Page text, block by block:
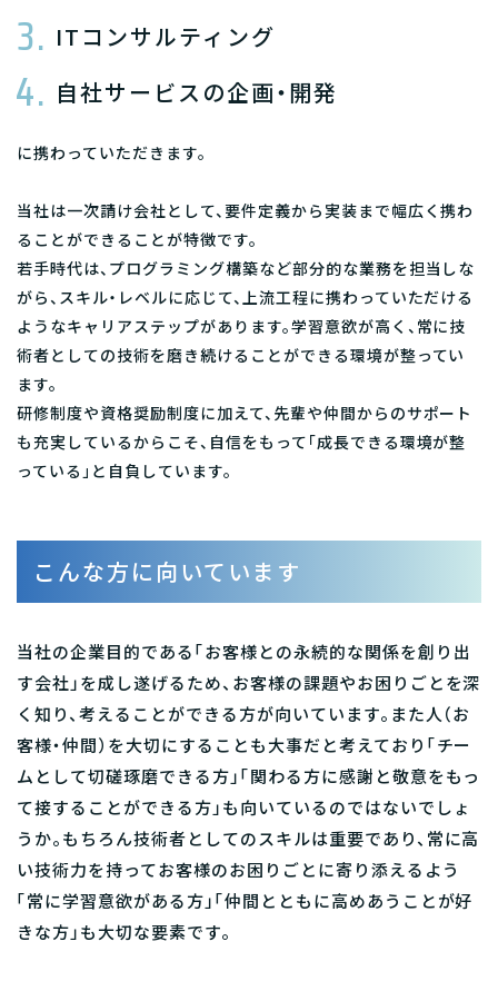
ITコンサルティング
自社サービスの企画・開発
に携わっていただきます。
当社は一次請け会社として、要件定義から実装まで幅広く携わ
ることができることが特徴です。
若手時代は、プログラミング構築など部分的な業務を担当しな
がら、スキル・レベルに応じて、上流工程に携わっていただける
ようなキャリアステップがあります。学習意欲が高く、常に技
術者としての技術を磨き続けることができる環境が整ってい
ます。
研修制度や資格奨励制度に加えて、先輩や仲間からのサポート
も充実しているからこそ、自信をもって「成長できる環境が整
っている」と自負しています。
こんな方に向いています
当社の企業目的である「お客様との永続的な関係を創り出
す会社」を成し遂げるため、お客様の課題やお困りごとを深
く知り、考えることができる方が向いています。また人（お
客様・仲間）を大切にすることも大事だと考えており「チー
ムとして切磋琢磨できる方」「関わる方に感謝と敬意をもっ
て接することができる方」も向いているのではないでしょ
うか。もちろん技術者としてのスキルは重要であり、常に高
い技術力を持ってお客様のお困りごとに寄り添えるよう
「常に学習意欲がある方」「仲間とともに高めあうことが好
きな方」も大切な要素です。